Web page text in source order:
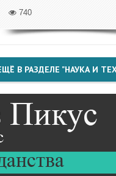
740
В РАЗДЕЛЕ "НАУКА И